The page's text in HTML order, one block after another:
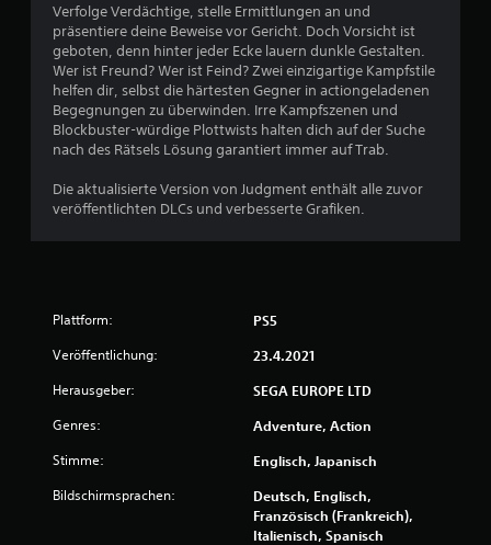
w
e
u
n
v
Verfolge Verdächtige, stelle Ermittlungen an und
präsentiere deine Beweise vor Gericht. Doch Vorsicht ist
geboten, denn hinter jeder Ecke lauern dunkle Gestalten.
Wer ist Freund? Wer ist Feind? Zwei einzigartige Kampfstile
helfen dir, selbst die härtesten Gegner in actiongeladenen
Begegnungen zu überwinden. Irre Kampfszenen und
Blockbuster-würdige Plottwists halten dich auf der Suche
nach des Rätsels Lösung garantiert immer auf Trab.
Die aktualisierte Version von Judgment enthält alle zuvor
veröffentlichten DLCs und verbesserte Grafiken.
Plattform: PS5
Veröffentlichung: 23.4.2021
Herausgeber: SEGA EUROPE LTD
Genres: Adventure, Action
Stimme: Englisch, Japanisch
Bildschirmsprachen:
Deutsch, Englisch,
Französisch (Frankreich),
Italienisch, Spanisch